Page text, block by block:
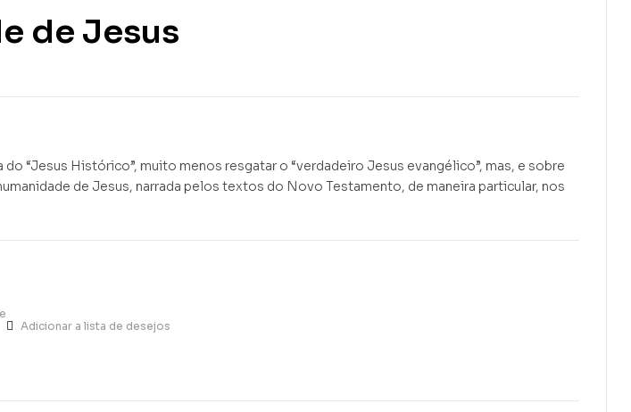
de Jesus
“Jesus Histórico”, muito menos resgatar o “verdadeiro Jesus evangélico”, mas, e sobre
de Jesus, narrada pelos textos do Novo Testamento, de maneira particular, nos
Adicionar a lista de desejos